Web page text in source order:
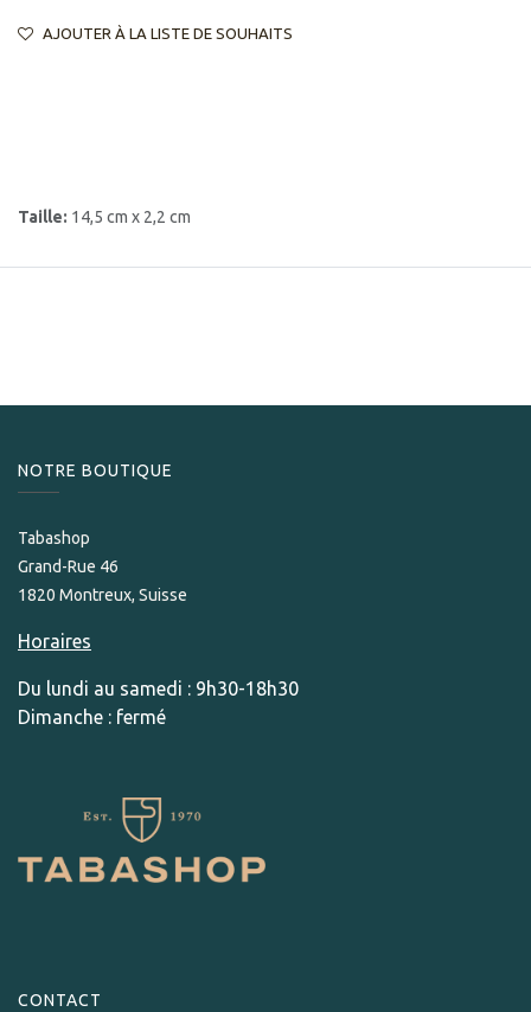
AJOUTER À LA LISTE DE SOUHAITS
Taille: 14,5 cm x 2,2 cm
NOTRE BOUTIQUE
Tabashop
Grand-Rue 46
1820 Montreux, Suisse
Horaires
Du lundi au samedi : 9h30-18h30
Dimanche : fermé
CONTACT